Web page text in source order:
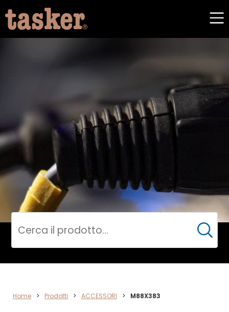
ACCESSORI
Cerca
Home > Prodotti > ACCESSORI > M88X383